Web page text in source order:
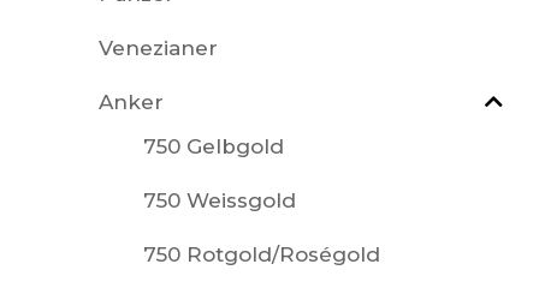
Venezianer
Anker
750 Gelbgold
750 Weissgold
750 Rotgold/Roségold